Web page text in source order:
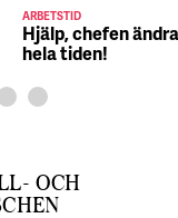
ARBETSTID
Hjälp, chefen
hela tiden!
OCH